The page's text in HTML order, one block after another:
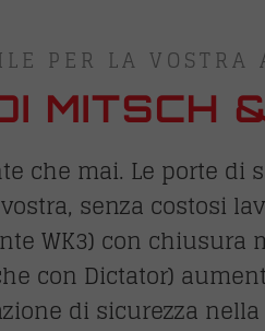
PER LA VOSTRA
MITSCH
che mai. Le porte di
senza costosi
WK3) con
con Dictator)
di sicurezza